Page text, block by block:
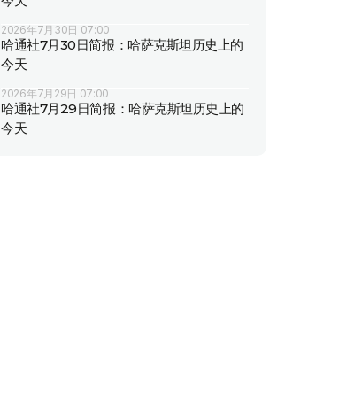
2026年7月30日 07:00
哈通社7月30日简报：哈萨克斯坦历史上的
今天
2026年7月29日 07:00
哈通社7月29日简报：哈萨克斯坦历史上的
今天